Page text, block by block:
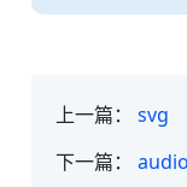
上一篇： svg
下一篇： audio